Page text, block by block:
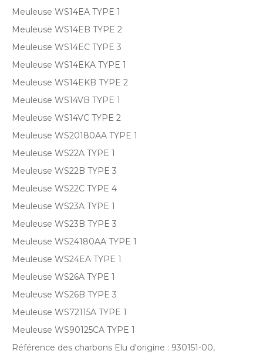
Meuleuse WS14EA TYPE 1
Meuleuse WS14EB TYPE 2
Meuleuse WS14EC TYPE 3
Meuleuse WS14EKA TYPE 1
Meuleuse WS14EKB TYPE 2
Meuleuse WS14VB TYPE 1
Meuleuse WS14VC TYPE 2
Meuleuse WS20180AA TYPE 1
Meuleuse WS22A TYPE 1
Meuleuse WS22B TYPE 3
Meuleuse WS22C TYPE 4
Meuleuse WS23A TYPE 1
Meuleuse WS23B TYPE 3
Meuleuse WS24180AA TYPE 1
Meuleuse WS24EA TYPE 1
Meuleuse WS26A TYPE 1
Meuleuse WS26B TYPE 3
Meuleuse WS72115A TYPE 1
Meuleuse WS90125CA TYPE 1
Référence des charbons Elu d'origine : 930151-00,